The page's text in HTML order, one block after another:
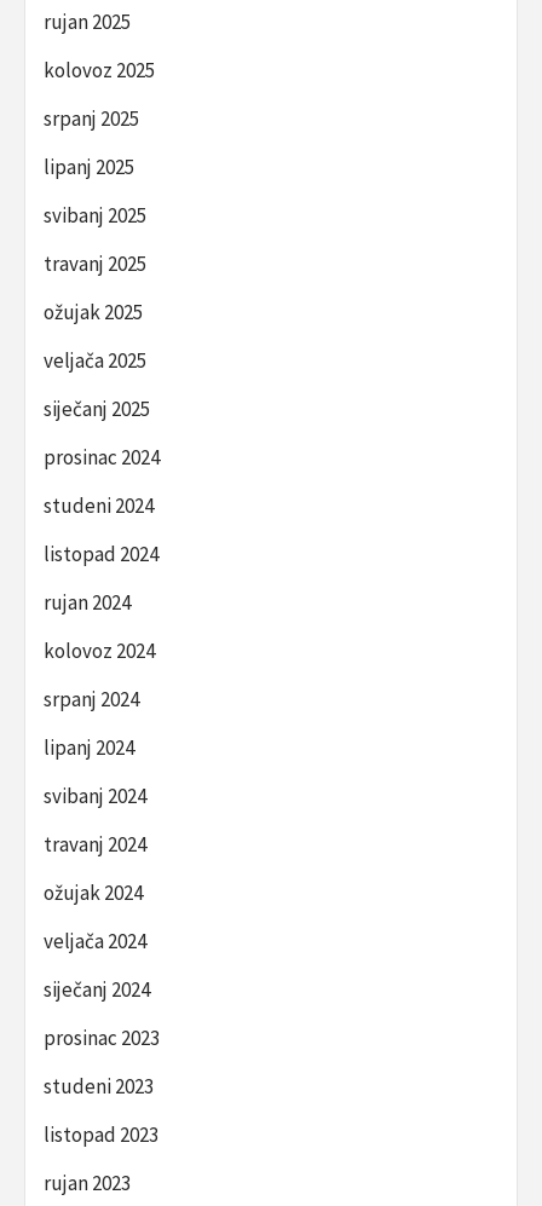
rujan 2025
kolovoz 2025
srpanj 2025
lipanj 2025
svibanj 2025
travanj 2025
ožujak 2025
veljača 2025
siječanj 2025
prosinac 2024
studeni 2024
listopad 2024
rujan 2024
kolovoz 2024
srpanj 2024
lipanj 2024
svibanj 2024
travanj 2024
ožujak 2024
veljača 2024
siječanj 2024
prosinac 2023
studeni 2023
listopad 2023
rujan 2023